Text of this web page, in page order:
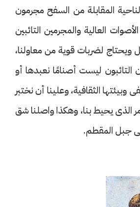
المقابلة من السفح مجرمون
العالية والمجرمين التائبين
ويحتاج لضربات قوية من معاولنا،
ليست أصنامًا نعبدها أو
الثقافية، وعلينا أن نختبر
الذى يحيط بنا، وهكذا واصلنا شق
جبل المقطم.